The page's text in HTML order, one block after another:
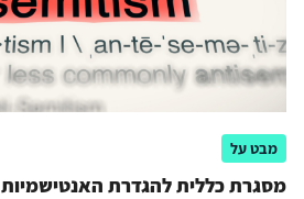
מבט על
מסגרת כללית להגדרת האנטישמיות